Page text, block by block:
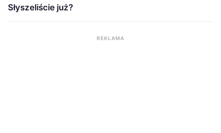
Słyszeliście już?
REKLAMA